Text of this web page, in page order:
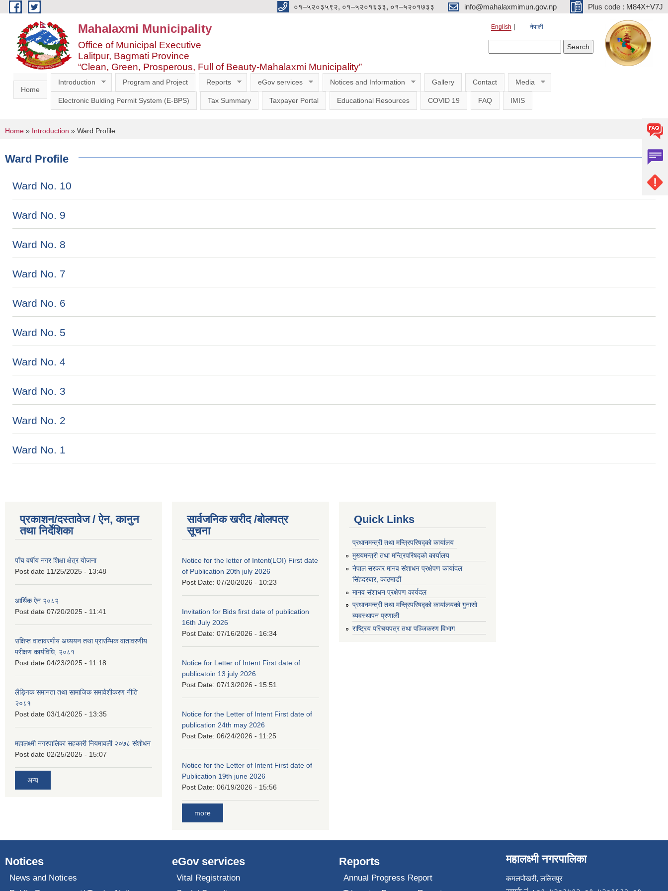
Skip to main content ०१–५२०३५९२, ०१–५२०१६३३, ०१–५२०१७३३ info@mahalaxmimun.gov.np Plus code : M84X+V7J
Mahalaxmi Municipality
Office of Municipal Executive
Lalitpur, Bagmati Province
“Clean, Green, Prosperous, Full of Beauty-Mahalaxmi Municipality”
English नेपाली
Home
Introduction Program and Project Reports eGov services Notices and Information Gallery Contact Media
Electronic Bulding Permit System (E-BPS) Tax Summary Taxpayer Portal Educational Resources COVID 19 FAQ IMIS
You are here
Home » Introduction » Ward Profile
Ward Profile
Ward No. 10
Ward No. 9
Ward No. 8
Ward No. 7
Ward No. 6
Ward No. 5
Ward No. 4
Ward No. 3
Ward No. 2
Ward No. 1
प्रकाशन/दस्तावेज / ऐन, कानुन
तथा निर्देशिका
पाँच वर्षीय नगर शिक्षा क्षेत्र योजना
Post date 11/25/2025 - 13:48
आर्थिक ऐन २०८२
Post date 07/20/2025 - 11:41
संक्षिप्त वातावरणीय अध्ययन तथा प्रारम्भिक वातावरणीय
परीक्षण कार्यविधि, २०८१
Post date 04/23/2025 - 11:18
लैङ्गिक समानता तथा सामाजिक समावेशीकरण नीति
२०८१
Post date 03/14/2025 - 13:35
महालक्ष्मी नगरपालिका सहकारी नियमावली २०७८ संशोधन
Post date 02/25/2025 - 15:07
अन्य
सार्वजनिक खरीद /बोलपत्र
सूचना
Notice for the letter of Intent(LOI) First date
of Publication 20th july 2026
Post Date: 07/20/2026 - 10:23
Invitation for Bids first date of publication
16th July 2026
Post Date: 07/16/2026 - 16:34
Notice for Letter of Intent First date of
publicatoin 13 july 2026
Post Date: 07/13/2026 - 15:51
Notice for the Letter of Intent First date of
publication 24th may 2026
Post Date: 06/24/2026 - 11:25
Notice for the Letter of Intent First date of
Publication 19th june 2026
Post Date: 06/19/2026 - 15:56
more
Quick Links
प्रधानमन्त्री तथा मन्त्रिपरिषद्को कार्यालय
मुख्यमन्त्री तथा मन्त्रिपरिषद्को कार्यालय
नेपाल सरकार मानव संशाधन प्रक्षेपण कार्यादल
सिंहदरबार, काठमाडौं
मानव संशाधन प्रक्षेपण कार्यदल
प्रधानमन्त्री तथा मन्त्रिपरिषद्को कार्यालयको गुनासो
ब्यवस्थापन प्रणाली
राष्ट्रिय परिचयपत्र तथा पञ्जिकरण विभाग
Notices
News and Notices
eGov services
Vital Registration
Reports
Annual Progress Report
महालक्ष्मी नगरपालिका
कमलपोखरी, ललितपुर